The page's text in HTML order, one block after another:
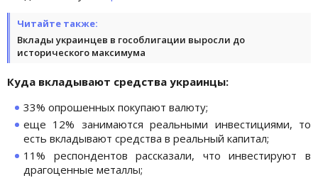
Читайте также:
Вклады украинцев в гособлигации выросли до
исторического максимума
Куда вкладывают средства украинцы:
33% опрошенных покупают валюту;
еще 12% занимаются реальными инвестициями, то
есть вкладывают средства в реальный капитал;
11% респондентов рассказали, что инвестируют в
драгоценные металлы;